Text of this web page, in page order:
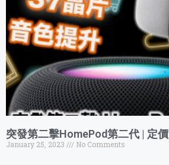
突發第二擊HomePod第二代 | 定
January 25, 2023 No Comments